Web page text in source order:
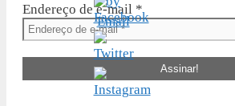
Endereço de e-mail *